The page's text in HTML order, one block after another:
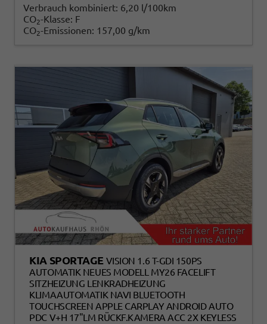
Verbrauch kombiniert: 6,20 l/100km
CO2-Klasse: F
CO2-Emissionen: 157,00 g/km
KIA SPORTAGE VISION 1.6 T-GDI 150PS
AUTOMATIK NEUES MODELL MY26 FACELIFT
SITZHEIZUNG LENKRADHEIZUNG
KLIMAAUTOMATIK NAVI BLUETOOTH
TOUCHSCREEN APPLE CARPLAY ANDROID AUTO
PDC V+H 17"LM RÜCKF.KAMERA ACC 2X KEYLESS